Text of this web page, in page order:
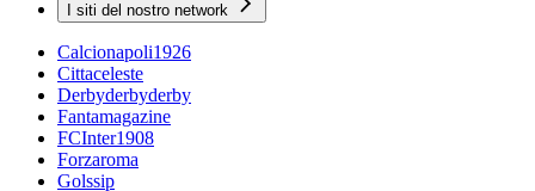
I siti del nostro network
Calcionapoli1926
Cittaceleste
Derbyderbyderby
Fantamagazine
FCInter1908
Forzaroma
Golssip